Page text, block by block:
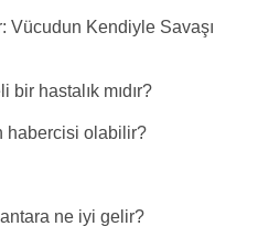
Vücudun Kendiyle Savaşı
bir hastalık mıdır?
habercisi olabilir?
ne iyi gelir?